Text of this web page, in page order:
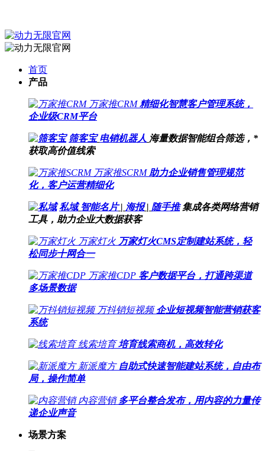
首页
产品
万家推CRM 精细化智慧客户管理系统，
企业级CRM平台
筛客宝 电销机器人 海量数据智能组合筛选，*
获取高价值线索
万家推SCRM 助力企业销售管理规范
化，客户运营精细化
私域 智能名片 | 海报 | 随手推 集成各类网络营销
工具，助力企业大数据获客
万家灯火 万家灯火CMS定制建站系统，轻
松同步十网合一
万家推CDP 客户数据平台，打通跨渠道
多场景数据
万抖销短视频 企业短视频智能营销获客
系统
线索培育 培育线索商机，高效转化
新派魔方 自助式快速智能建站系统，自由布
局，操作简单
内容营销 多平台整合发布，用内容的力量传
递企业声音
场景方案